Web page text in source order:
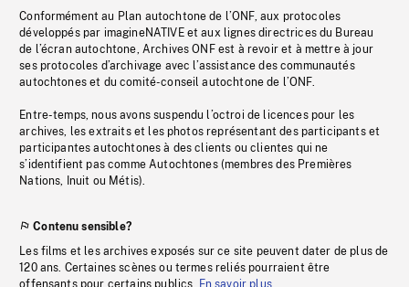
Conformément au Plan autochtone de l’ONF, aux protocoles
développés par imagineNATIVE et aux lignes directrices du Bureau
de l’écran autochtone, Archives ONF est à revoir et à mettre à jour
ses protocoles d’archivage avec l’assistance des communautés
autochtones et du comité-conseil autochtone de l’ONF.
Entre-temps, nous avons suspendu l’octroi de licences pour les
archives, les extraits et les photos représentant des participants et
participantes autochtones à des clients ou clientes qui ne
s’identifient pas comme Autochtones (membres des Premières
Nations, Inuit ou Métis).
Contenu sensible?
Les films et les archives exposés sur ce site peuvent dater de plus de
120 ans. Certaines scènes ou termes reliés pourraient être
offensants pour certains publics.
En savoir plus